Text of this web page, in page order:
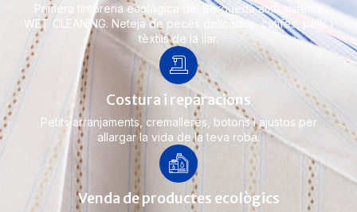
Primera tintoreria ecològica del Berguedà amb sistema
WET CLEANING. Neteja de peces delicades, catifes, pells i
tèxtils de la llar.
Costura i reparacions
Petits arranjaments, cremalleres, botons i ajustos per
allargar la vida de la teva roba.
Venda de productes ecològics